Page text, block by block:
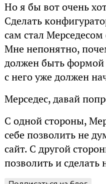
Но я бы вот очень
Сделать
сам стал
Мне непонятно,
должен быть формой
с него уже должен
Мерседес, давай
С одной стороны,
себе позволить не
сайт. С другой
позволить и